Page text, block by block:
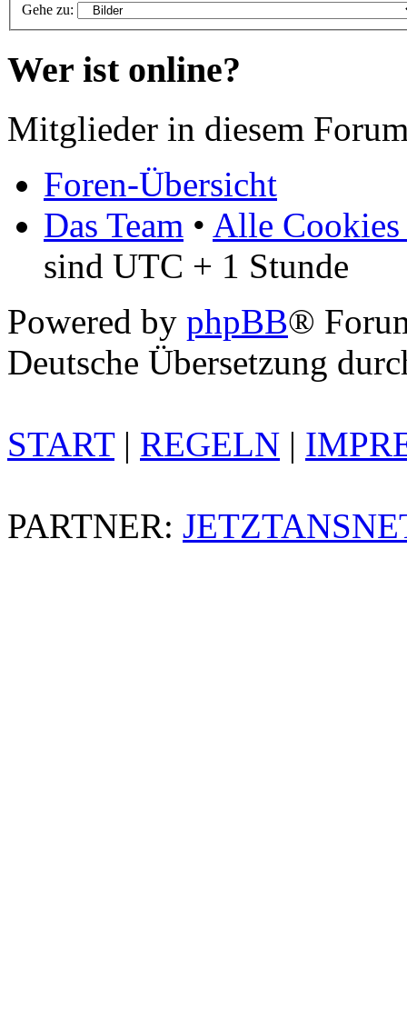
Gehe zu:
Wer ist online?
Mitglieder in diesem
Foren-Übersicht
Das Team • Alle Cookies
sind UTC + 1 Stunde
Powered by phpBB®
Deutsche Übersetzung
START| REGELN |
PARTNER: